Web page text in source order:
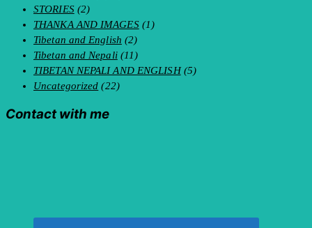
STORIES(2)
THANKA AND IMAGES(1)
Tibetan and English (2)
Tibetan and Nepali(11)
TIBETAN NEPALI AND ENGLISH(5)
Uncategorized (22)
Contact with me